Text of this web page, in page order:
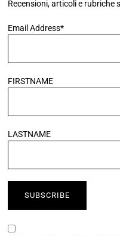
Recensioni, articoli e rubriche
Email Address*
FIRSTNAME
LASTNAME